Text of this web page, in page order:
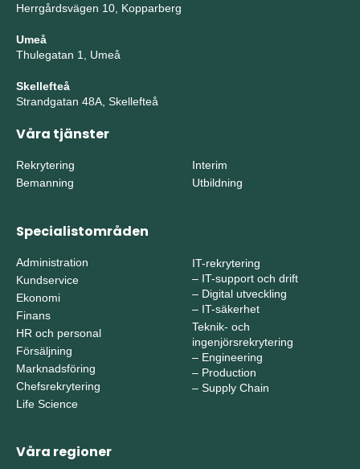
Herrgårdsvägen 10, Kopparberg
Umeå
Thulegatan 1, Umeå
Skellefteå
Strandgatan 48A, Skellefteå
Våra tjänster
Rekrytering
Bemanning
Interim
Utbildning
Specialistområden
Administration
Kundservice
Ekonomi
Finans
HR och personal
Försäljning
Marknadsföring
Chefsrekrytering
Life Science
IT-rekrytering
– IT-support och drift
– Digital utveckling
– IT-säkerhet
Teknik- och
ingenjörsrekrytering
– Engineering
– Production
– Supply Chain
Våra regioner